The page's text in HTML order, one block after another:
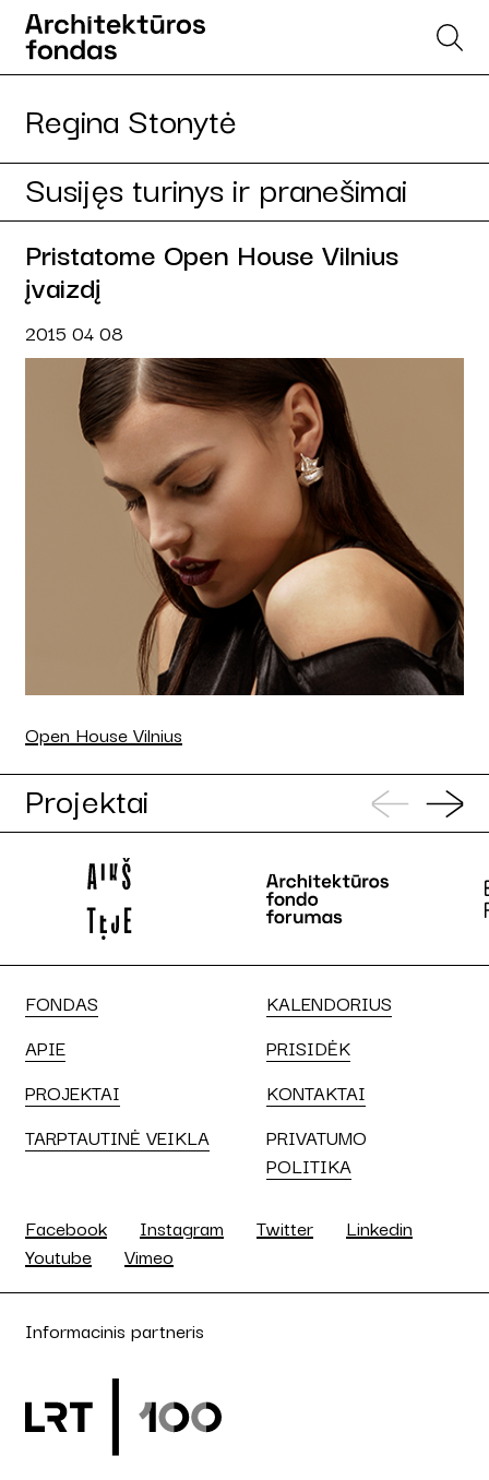
Regina Stonytė
Susijęs turinys ir pranešimai
Pristatome Open House Vilnius
įvaizdį
2015 04 08
Open House Vilnius
Projektai
FONDAS
APIE
PROJEKTAI
TARPTAUTINĖ VEIKLA
KALENDORIUS
PRISIDĖK
KONTAKTAI
PRIVATUMO
POLITIKA
Facebook Instagram Twitter
Linkedin
Youtube
Vimeo
Informacinis partneris